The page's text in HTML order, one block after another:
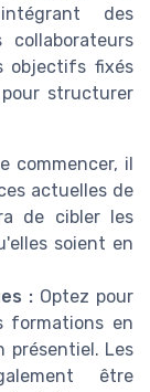
des
objectifs fixés
structurer
commencer, il
actuelles de
de cibler les
soient en
: Optez pour
formations en
présentiel. Les
être